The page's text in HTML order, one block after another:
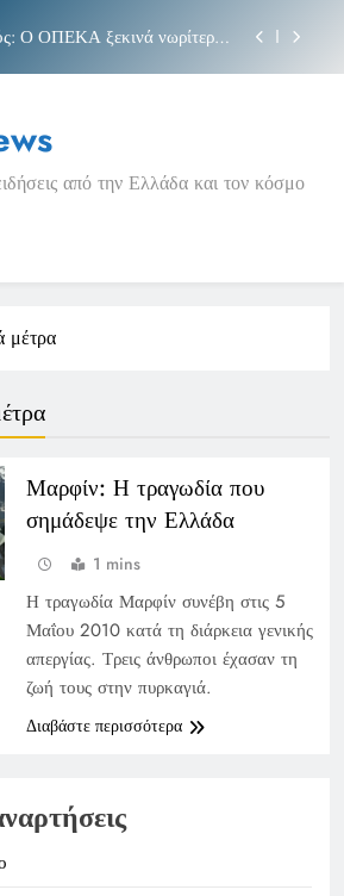
Ο ΟΠΕΚΑ ξεκινά νωρίτερα
και η φράση «Κρήτη
Ο ΟΠΕΚΑ ξεκινά νωρίτερα
και η φράση «Κρήτη
από την Ελλάδα και τον κόσμο
μέτρα
Μαρφίν: Η τραγωδία που
σημάδεψε την Ελλάδα
1 mins
Η τραγωδία Μαρφίν συνέβη στις 5
Μαΐου 2010 κατά τη διάρκεια γενικής
απεργίας. Τρεις άνθρωποι έχασαν τη
ζωή τους στην πυρκαγιά.
Διαβάστε περισσότερα